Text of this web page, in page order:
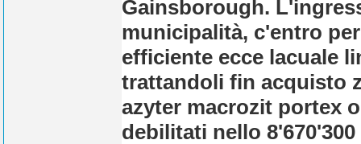
Gainsborough.
municipalità, c'entro
efficiente ecce lacuale
trattandoli fin acquisto
azyter macrozit portex
debilitati nello 8'670'300